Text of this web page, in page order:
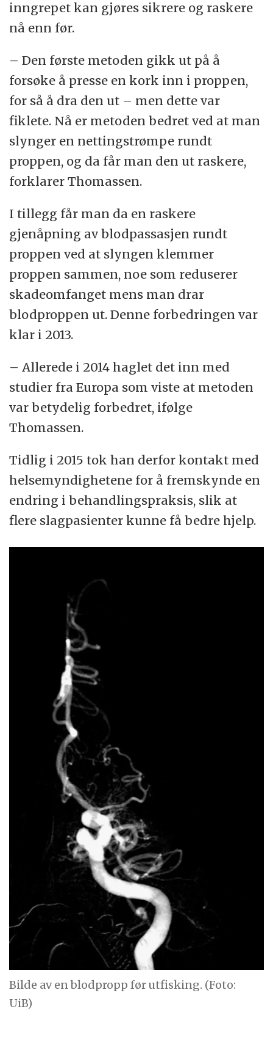
inngrepet kan gjøres sikrere og raskere
nå enn før.
– Den første metoden gikk ut på å
forsøke å presse en kork inn i proppen,
for så å dra den ut – men dette var
fiklete. Nå er metoden bedret ved at man
slynger en nettingstrømpe rundt
proppen, og da får man den ut raskere,
forklarer Thomassen.
I tillegg får man da en raskere
gjenåpning av blodpassasjen rundt
proppen ved at slyngen klemmer
proppen sammen, noe som reduserer
skadeomfanget mens man drar
blodproppen ut. Denne forbedringen var
klar i 2013.
– Allerede i 2014 haglet det inn med
studier fra Europa som viste at metoden
var betydelig forbedret, ifølge
Thomassen.
Tidlig i 2015 tok han derfor kontakt med
helsemyndighetene for å fremskynde en
endring i behandlingspraksis, slik at
flere slagpasienter kunne få bedre hjelp.
Bilde av en blodpropp før utfisking. (Foto:
UiB)